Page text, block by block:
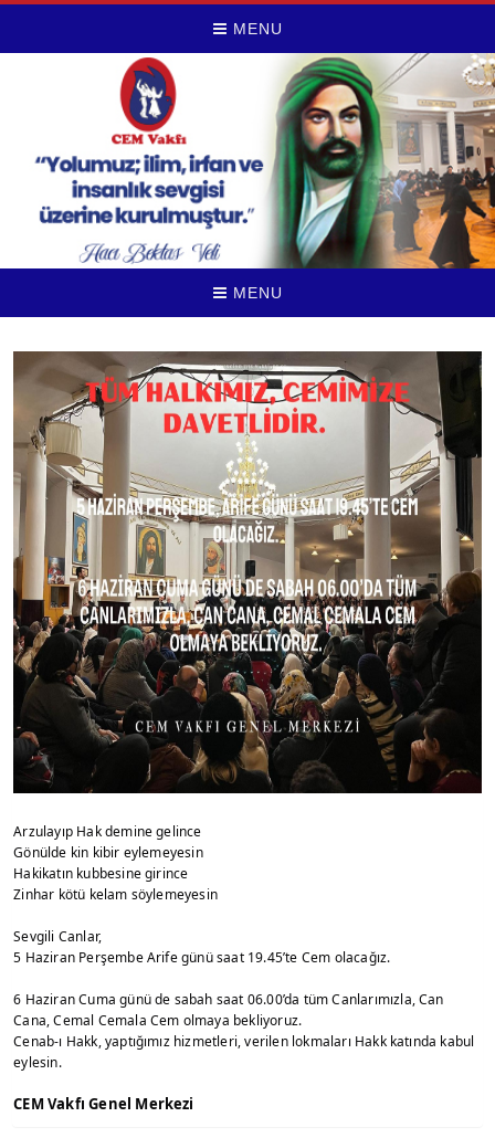
MENU
MENU
Arzulayıp Hak demine gelince
Gönülde kin kibir eylemeyesin
Hakikatın kubbesine girince
Zinhar kötü kelam söylemeyesin
Sevgili Canlar,
5 Haziran Perşembe Arife günü saat 19.45’te Cem olacağız.
6 Haziran Cuma günü de sabah saat 06.00’da tüm Canlarımızla, Can
Cana, Cemal Cemala Cem olmaya bekliyoruz.
Cenab-ı Hakk, yaptığımız hizmetleri, verilen lokmaları Hakk katında kabul
eylesin.
CEM Vakfı Genel Merkezi